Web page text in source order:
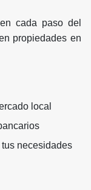
cada paso del
propiedades en
local
necesidades